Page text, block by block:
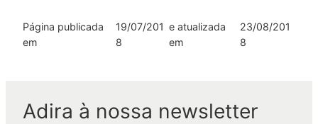
Página publicada
em
19/07/201
8
e atualizada
em
23/08/201
8
Adira à nossa newsletter